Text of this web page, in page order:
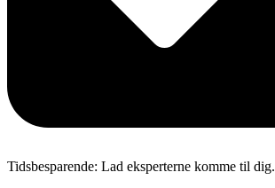
Tidsbesparende: Lad eksperterne komme til dig.